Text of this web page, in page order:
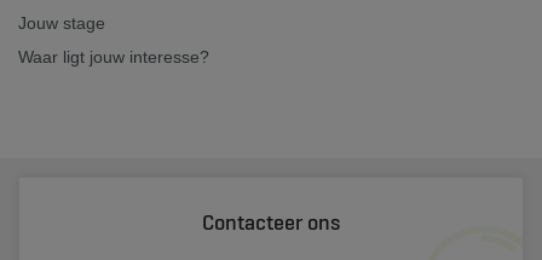
Jouw stage
Waar ligt jouw interesse?
Contacteer ons